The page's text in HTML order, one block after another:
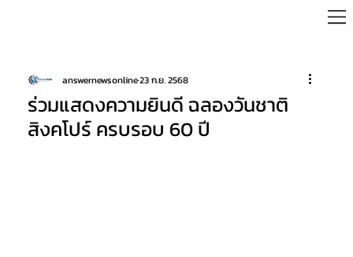
ร่วมแสดงความยินดี ฉลองวันชาติ
สิงคโปร์ ครบรอบ 60 ปี
answernewsonline23 ก.ย. 2568